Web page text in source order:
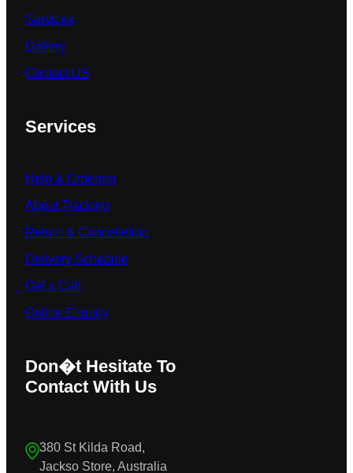
Services
Gallery
Contact US
Services
Help & Ordering
About Tracking
Return & Cancelletion
Delivery Schedule
Get a Call
Online Enquiry
Don�t Hesitate To
Contact With Us
380 St Kilda Road,
Jackso Store, Australia